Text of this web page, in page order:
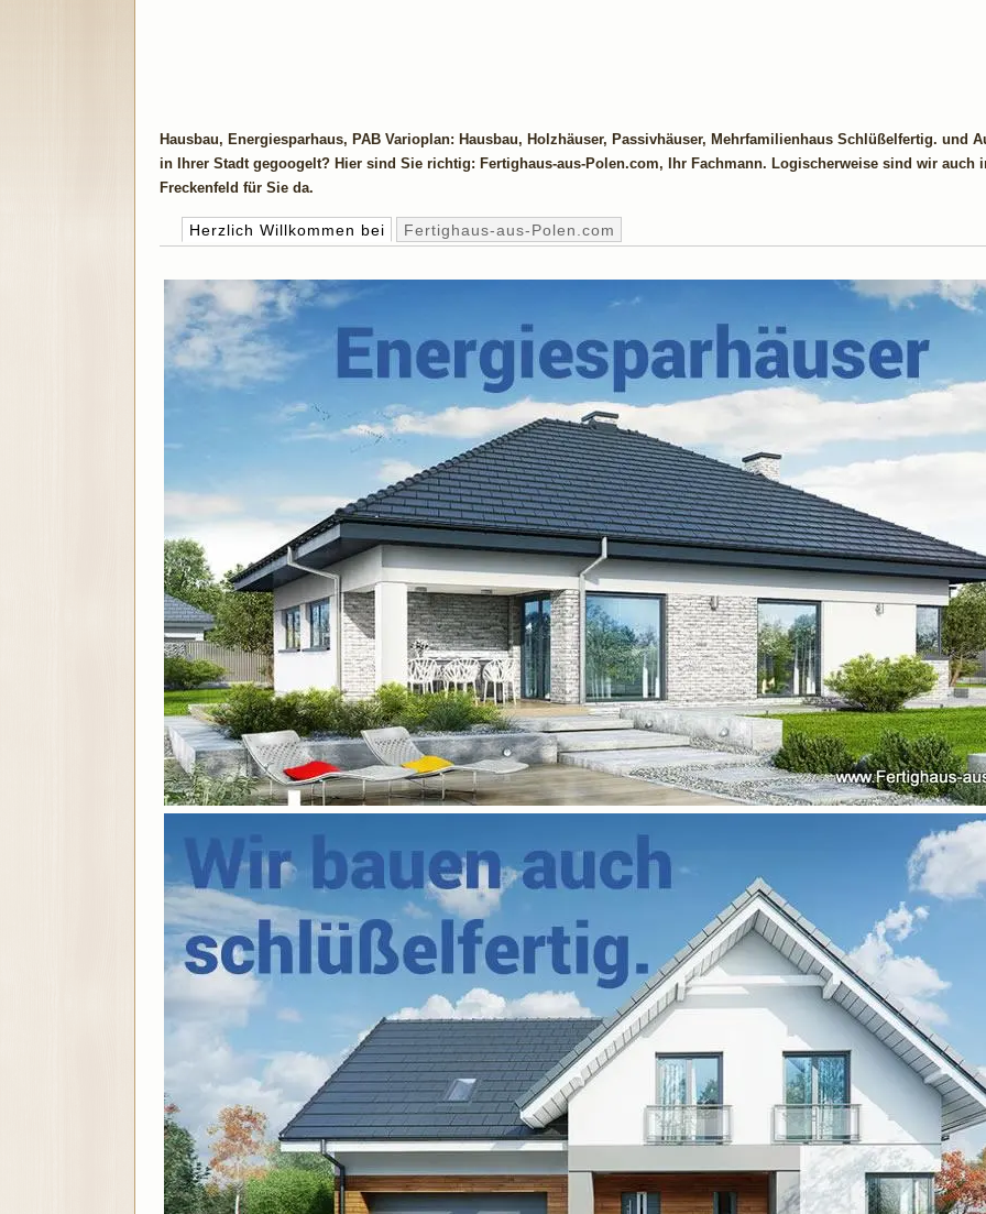
Hausbau, Energiesparhaus, PAB Varioplan: Hausbau, Holzhäuser, Passivhäuser, Mehrfamilienhaus Schlüßelfertig. und
in Ihrer Stadt gegoogelt? Hier sind Sie richtig: Fertighaus-aus-Polen.com, Ihr Fachmann. Logischerweise sind wir auch
Freckenfeld für Sie da.
Herzlich Willkommen bei Fertighaus-aus-Polen.com